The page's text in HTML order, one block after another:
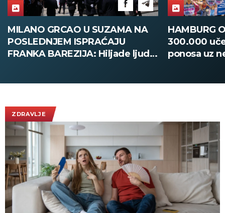
MILANO GRCAO U SUZAMA NA
POSLEDNJEM ISPRAĆAJU
FRANKA BAREZIJA: Hiljade ljudi
HAMBURG
300.000
ponosa uz
ZDRAVLJE